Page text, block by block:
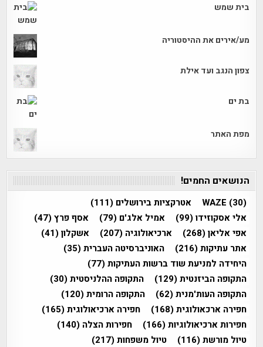
בית שמש
מע/אירים את ההיסטוריה
צפון הנגב ועד אילת
בת ים
מפת האתר
הנושאים החמים!
WAZE (30) אטרקציות בירושלים (111)
אלי אסקוזידו(99) אמיל אלג'ם (79) אסף פרץ(47)
אפי אליאן(268) ארכיאולוגיה (207) אשקלון(41)
אתר עתיקות(216) האוניברסיטה העברית(35)
היחידה למניעת שוד ברשות העתיקות(77)
התקופה הביזנטית(129) התקופה ההלניסטית(30)
התקופה העות'מנית(62) התקופה הרומית(120)
חפירה ארכאולוגית(168) חפירה ארכיאולוגית(165)
חפירות ארכיאולוגיות(166) חפירות הצלה (140)
טיול מורשת(116) טיול משפחות(217)